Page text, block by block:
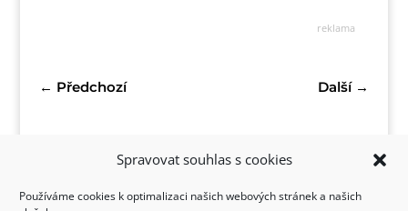
Spravovat souhlas s cookies
Používáme cookies k optimalizaci našich webových stránek a našich
reklama
← Předchozí Další→